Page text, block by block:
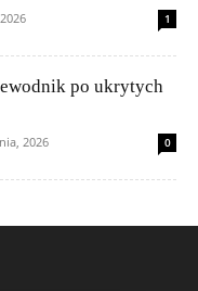
1
po ukrytych
2026 0